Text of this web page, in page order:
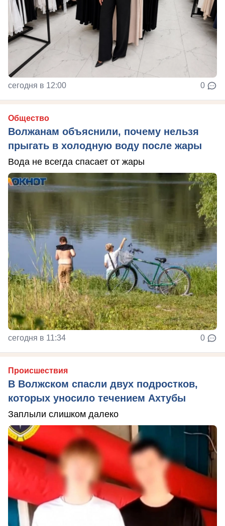
сегодня в 12:00 0
Общество
Волжанам объяснили, почему нельзя
прыгать в холодную воду после жары
Вода не всегда спасает от жары
сегодня в 11:34 0
Происшествия
В Волжском спасли двух подростков,
которых уносило течением Ахтубы
Заплыли слишком далеко